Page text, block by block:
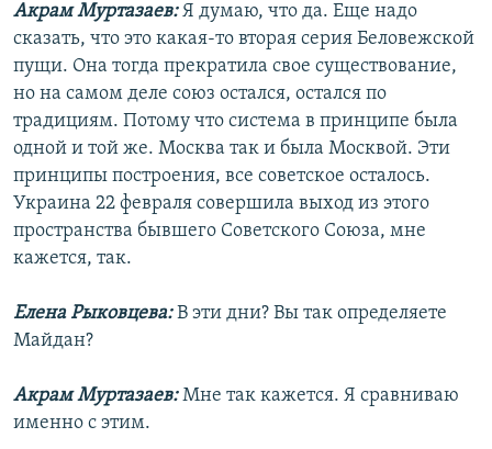
Акрам Муртазаев:Я думаю, что да. Еще надо
сказать, что это какая-то вторая серия Беловежской
пущи. Она тогда прекратила свое существование,
но на самом деле союз остался, остался по
традициям. Потому что система в принципе была
одной и той же. Москва так и была Москвой. Эти
принципы построения, все советское осталось.
Украина 22 февраля совершила выход из этого
пространства бывшего Советского Союза, мне
кажется, так.
Елена Рыковцева:В эти дни? Вы так определяете
Майдан?
Акрам Муртазаев:Мне так кажется. Я сравниваю
именно с этим.